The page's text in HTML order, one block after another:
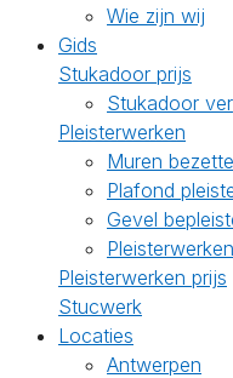
Wie zijn wij
Gids
Stukadoor prijs
Stukadoor
Pleisterwerken
Muren
Plafond
Gevel
Pleisterwerken prijs
Stucwerk
Locaties
Antwerpen